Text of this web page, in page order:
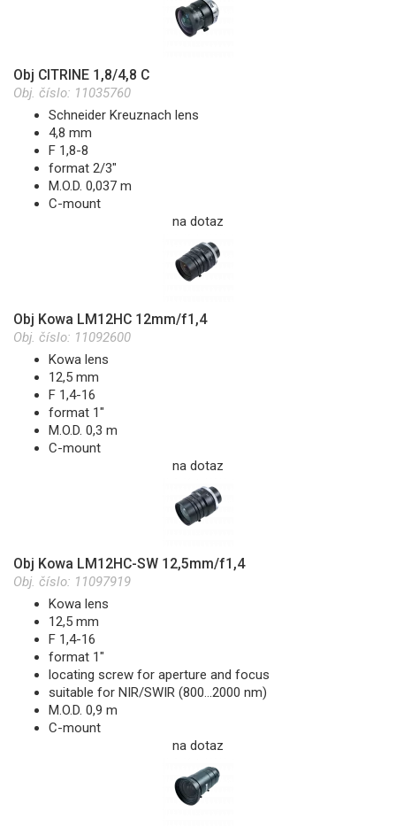
Obj CITRINE 1,8/4,8 C
Obj. číslo: 11035760
Schneider Kreuznach lens
4,8 mm
F 1,8-8
format 2/3"
M.O.D. 0,037 m
C-mount
na dotaz
Obj Kowa LM12HC 12mm/f1,4
Obj. číslo: 11092600
Kowa lens
12,5 mm
F 1,4-16
format 1"
M.O.D. 0,3 m
C-mount
na dotaz
Obj Kowa LM12HC-SW 12,5mm/f1,4
Obj. číslo: 11097919
Kowa lens
12,5 mm
F 1,4-16
format 1"
locating screw for aperture and focus
suitable for NIR/SWIR (800...2000 nm)
M.O.D. 0,9 m
C-mount
na dotaz